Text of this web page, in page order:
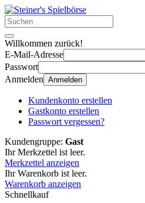
Willkommen zurück!
E-Mail-Adresse
Passwort
Anmelden Anmelden
Kundenkonto erstellen
Gastkonto erstellen
Passwort vergessen?
Kundengruppe: Gast
Ihr Merkzettel ist leer.
Merkzettel anzeigen
Ihr Warenkorb ist leer.
Warenkorb anzeigen
Schnellkauf